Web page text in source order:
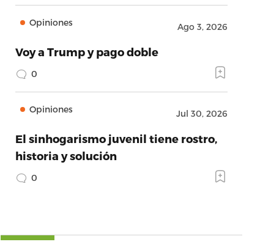
Opiniones Ago 3, 2026
Voy a Trump y pago doble
0
Opiniones Jul 30, 2026
El sinhogarismo juvenil tiene rostro,
historia y solución
0